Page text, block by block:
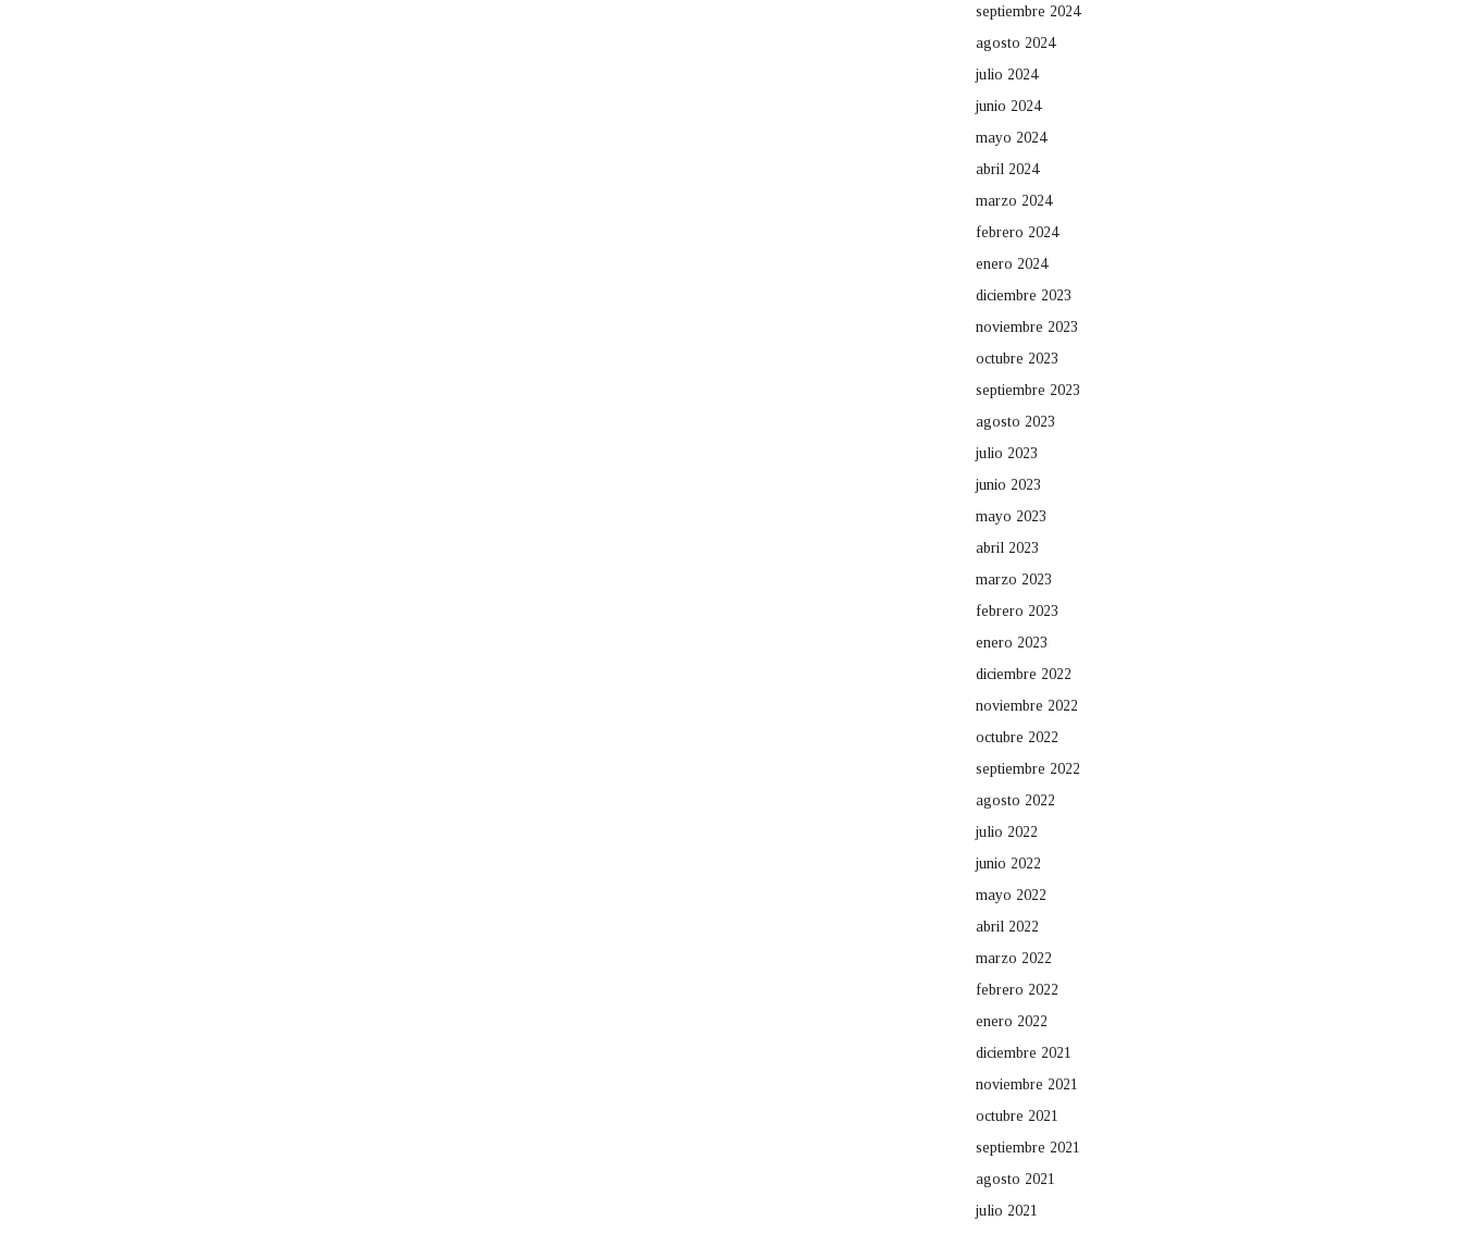
septiembre 2024
agosto 2024
julio 2024
junio 2024
mayo 2024
abril 2024
marzo 2024
febrero 2024
enero 2024
diciembre 2023
noviembre 2023
octubre 2023
septiembre 2023
agosto 2023
julio 2023
junio 2023
mayo 2023
abril 2023
marzo 2023
febrero 2023
enero 2023
diciembre 2022
noviembre 2022
octubre 2022
septiembre 2022
agosto 2022
julio 2022
junio 2022
mayo 2022
abril 2022
marzo 2022
febrero 2022
enero 2022
diciembre 2021
noviembre 2021
octubre 2021
septiembre 2021
agosto 2021
julio 2021